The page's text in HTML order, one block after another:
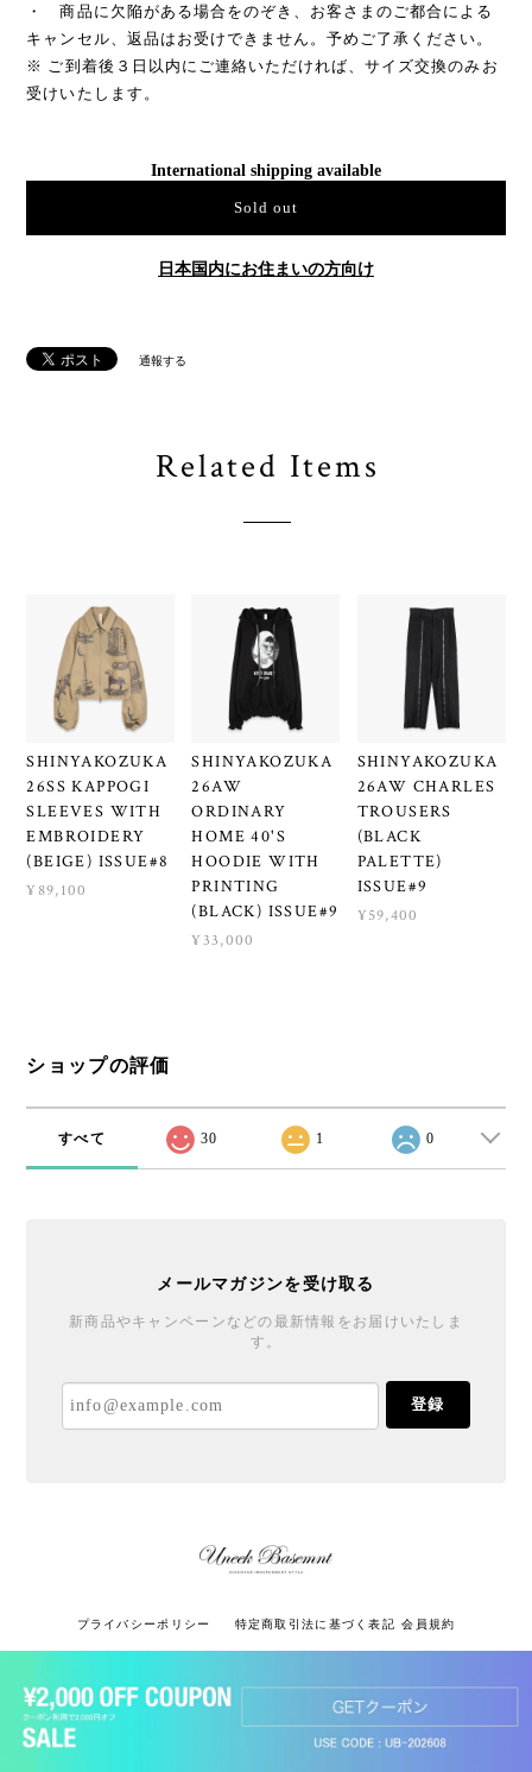
・ 商品に欠陥がある場合をのぞき、お客さまのご都合による
キャンセル、返品はお受けできません。予めご了承ください。
※ ご到着後３日以内にご連絡いただければ、サイズ交換のみお
受けいたします。
International shipping available
Sold out
日本国内にお住まいの方向け
通報する
Related Items
SHINYAKOZUKA
26SS KAPPOGI
SLEEVES WITH
EMBROIDERY
(BEIGE) ISSUE#8
¥89,100
SHINYAKOZUKA
26AW
ORDINARY
HOME 40'S
HOODIE WITH
PRINTING
(BLACK) ISSUE#9
¥33,000
SHINYAKOZUKA
26AW CHARLES
TROUSERS
(BLACK
PALETTE)
ISSUE#9
¥59,400
ショップの評価
すべて 30 1 0
メールマガジンを受け取る
新商品やキャンペーンなどの最新情報をお届けいたしま
す。
登録
プライバシーポリシー 特定商取引法に基づく表記 会員規約
© UNEEK BASEMNT All rights reserved.
ショップに質問する